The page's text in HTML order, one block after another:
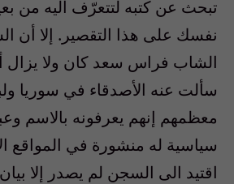
تبحث عن كتبه لتتعرّف اليه من
نفسك على هذا التقصير. إلا أن
الشاب فراس سعد كان ولا يزال
سألت عنه الأصدقاء في سوريا
معظمهم إنهم يعرفونه بالاسم
سياسية له منشورة في المواقع
اقتيد الى السجن لم يصدر إلا